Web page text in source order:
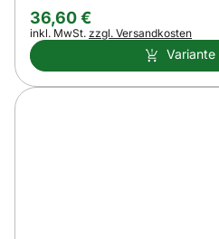
36,60€
Steuerhinweis:
inkl. MwSt. zzgl. Versandkosten
Variante